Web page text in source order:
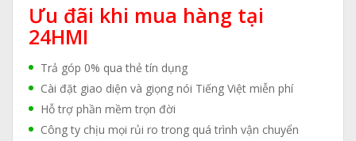
Ưu đãi khi mua hàng tại
24HMI
Trả góp 0% qua thẻ tín dụng
Cài đặt giao diện và giọng nói Tiếng Việt miễn phí
Hỗ trợ phần mềm trọn đời
Công ty chịu mọi rủi ro trong quá trình vận chuyển